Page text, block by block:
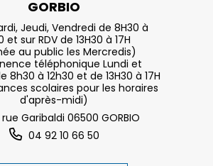
GORBIO
Jeudi, Vendredi de 8H30 à
et sur RDV de 13H30 à 17H
au public les Mercredis)
téléphonique Lundi et
8h30 à 12h30 et de 13H30 à 17H
scolaires pour les horaires
d'après-midi)
Garibaldi 06500 GORBIO
04 92 10 66 50